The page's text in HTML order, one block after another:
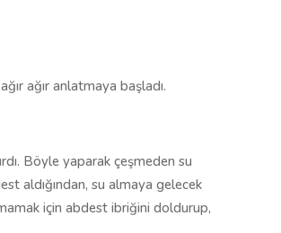
ağır anlatmaya başladı.
Böyle yaparak çeşmeden su
aldığından, su almaya gelecek
için abdest ibriğini doldurup,